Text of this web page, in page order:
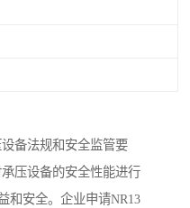
备法规和安全监管要
压设备的安全性能进行
和安全。企业申请NR13